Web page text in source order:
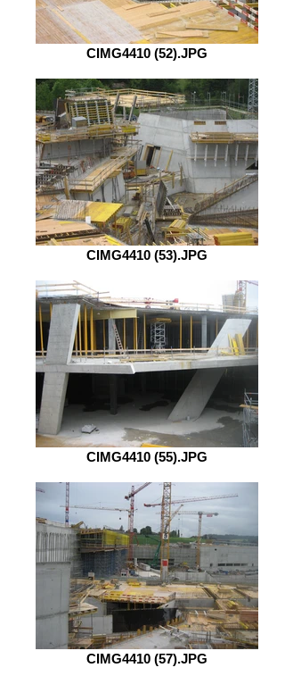
CIMG4410 (52).JPG
CIMG4410 (53).JPG
CIMG4410 (55).JPG
CIMG4410 (57).JPG